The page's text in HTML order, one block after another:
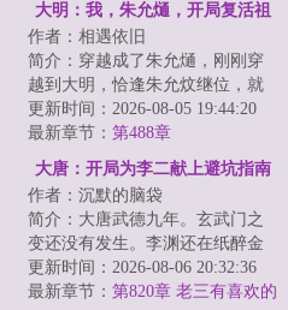
大明：我，朱允熥，开局复活祖
作者：相遇依旧
简介：穿越成了朱允熥，刚刚穿
越到大明，恰逢朱允炆继位，就
要拿自己开刀，三日后问斩；本
想做一个逍遥王...
更新时间：2026-08-05 19:44:20
最新章节： 第488章
大唐：开局为李二献上避坑指南
作者：沉默的脑袋
简介：大唐武德九年。玄武门之
变还没有发生。李渊还在纸醉金
迷。李建成和李元吉正密谋除掉
最大的威胁。长...
更新时间：2026-08-06 20:32:36
最新章节： 第820章 老三有喜欢的